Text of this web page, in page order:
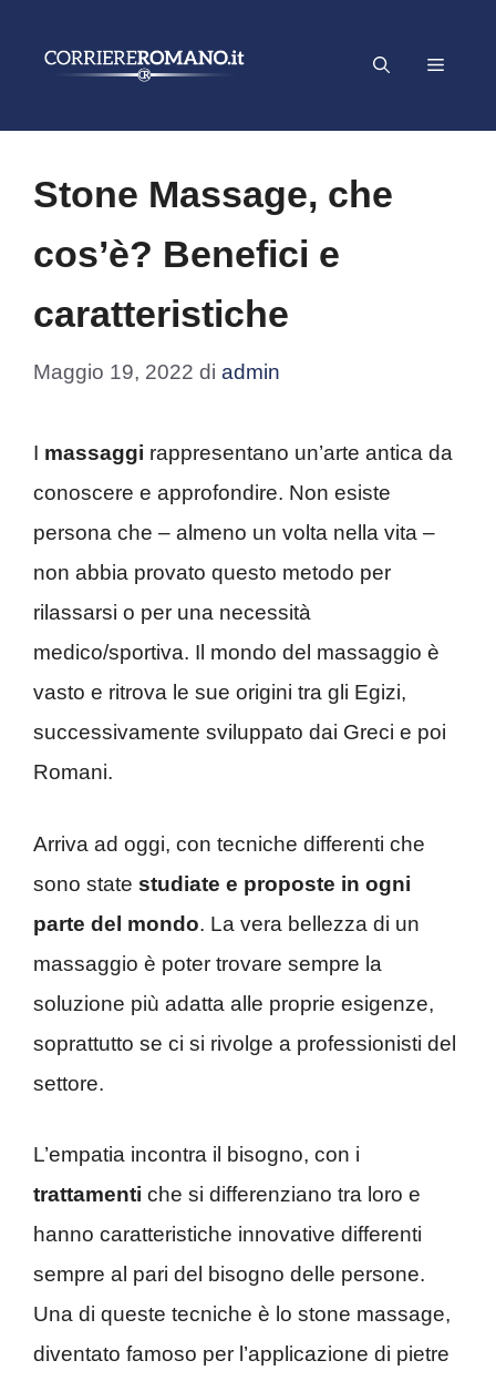
Menu
Stone Massage, che
cos’è? Benefici e
caratteristiche
Maggio 19, 2022 di admin
I massaggi rappresentano un’arte antica da
conoscere e approfondire. Non esiste
persona che – almeno un volta nella vita –
non abbia provato questo metodo per
rilassarsi o per una necessità
medico/sportiva. Il mondo del massaggio è
vasto e ritrova le sue origini tra gli Egizi,
successivamente sviluppato dai Greci e poi
Romani.
Arriva ad oggi, con tecniche differenti che
sono state studiate e proposte in ogni
parte del mondo. La vera bellezza di un
massaggio è poter trovare sempre la
soluzione più adatta alle proprie esigenze,
soprattutto se ci si rivolge a professionisti del
settore.
L’empatia incontra il bisogno, con i
trattamenti che si differenziano tra loro e
hanno caratteristiche innovative differenti
sempre al pari del bisogno delle persone.
Una di queste tecniche è lo stone massage,
diventato famoso per l’applicazione di pietre